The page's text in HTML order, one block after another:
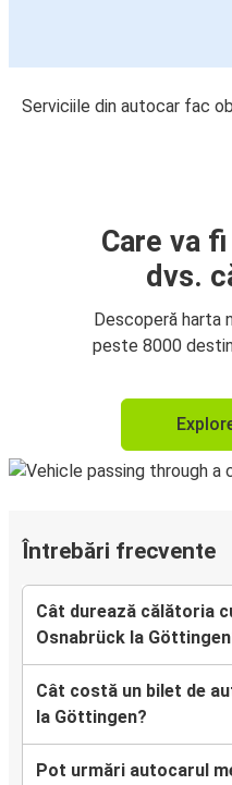
Serviciile din autocar fac
Care va
dvs.
Descoperă harta
peste 8000
Întrebări frecvente
Cât durează călătoria
Osnabrück la
Cât costă un bilet de
la Göttingen?
Pot urmări autocarul